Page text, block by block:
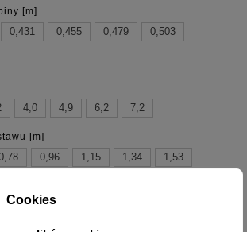
[m]
0,431 0,455 0,479 0,503
4,0 4,9 6,2 7,2
[m]
0,96 1,15 1,34 1,53
[m]
0,78 0,99
Cookies